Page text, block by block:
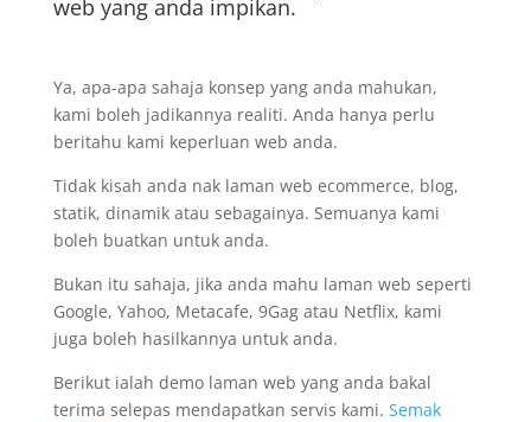
web yang anda impikan.
Ya, apa-apa sahaja konsep yang anda mahukan,
kami boleh jadikannya realiti. Anda hanya perlu
beritahu kami keperluan web anda.
Tidak kisah anda nak laman web ecommerce, blog,
statik, dinamik atau sebagainya. Semuanya kami
boleh buatkan untuk anda.
Bukan itu sahaja, jika anda mahu laman web seperti
Google, Yahoo, Metacafe, 9Gag atau Netflix, kami
juga boleh hasilkannya untuk anda.
Berikut ialah demo laman web yang anda bakal
terima selepas mendapatkan servis kami. Semak